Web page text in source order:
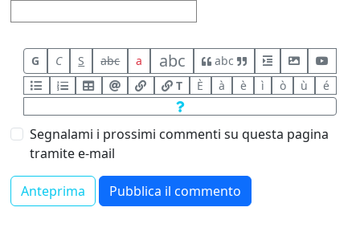
G C S abc a abc
abc
T
È à è ì ò ù é
Segnalami i prossimi commenti su questa pagina
tramite e-mail